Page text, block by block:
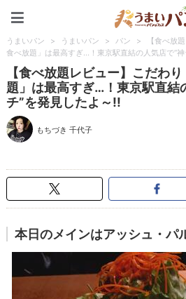
うまいパン > うまいパン > パン >
【食べ放
食べ放題」は最高すぎ…！東京駅直結の人気店で“
【食べ放題レビュー】こだわ
題」は最高すぎ…！東京駅直結
チ”を発見したよ～!!
もちづき 千代子
本日のメインはアッシュ・パ